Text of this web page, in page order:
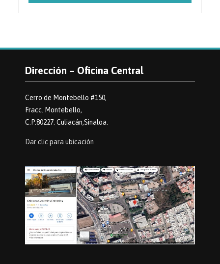
Dirección – Oficina Central
Cerro de Montebello #150,
Fracc. Montebello,
C.P.80227. Culiacán,Sinaloa.
Dar clic para ubicación